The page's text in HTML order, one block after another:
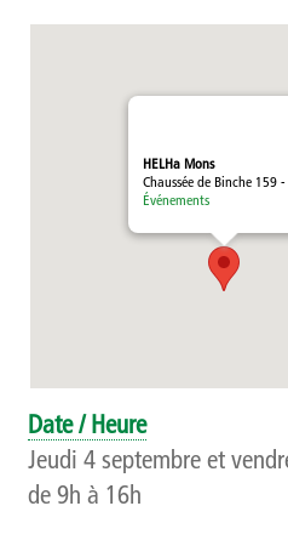
Publics et références
Projets
Publications
HELHa Mons
Chaussée de Binche 159
Événements
Date / Heure
Jeudi 4 septembre et
de 9h à 16h